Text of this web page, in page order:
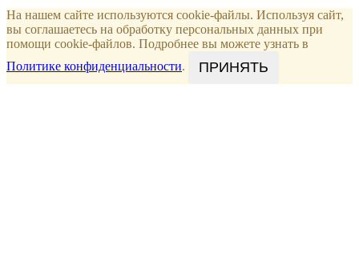
На нашем сайте используются cookie-файлы. Используя сайт,
вы соглашаетесь на обработку персональных данных при
помощи cookie-файлов. Подробнее вы можете узнать в
Политике конфиденциальности. ПРИНЯТЬ